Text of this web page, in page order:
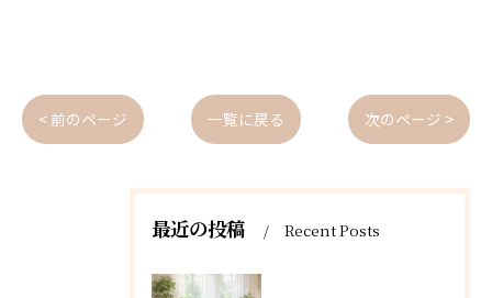
< 前のページ 一覧に戻る 次のページ >
最近の投稿 Recent Posts